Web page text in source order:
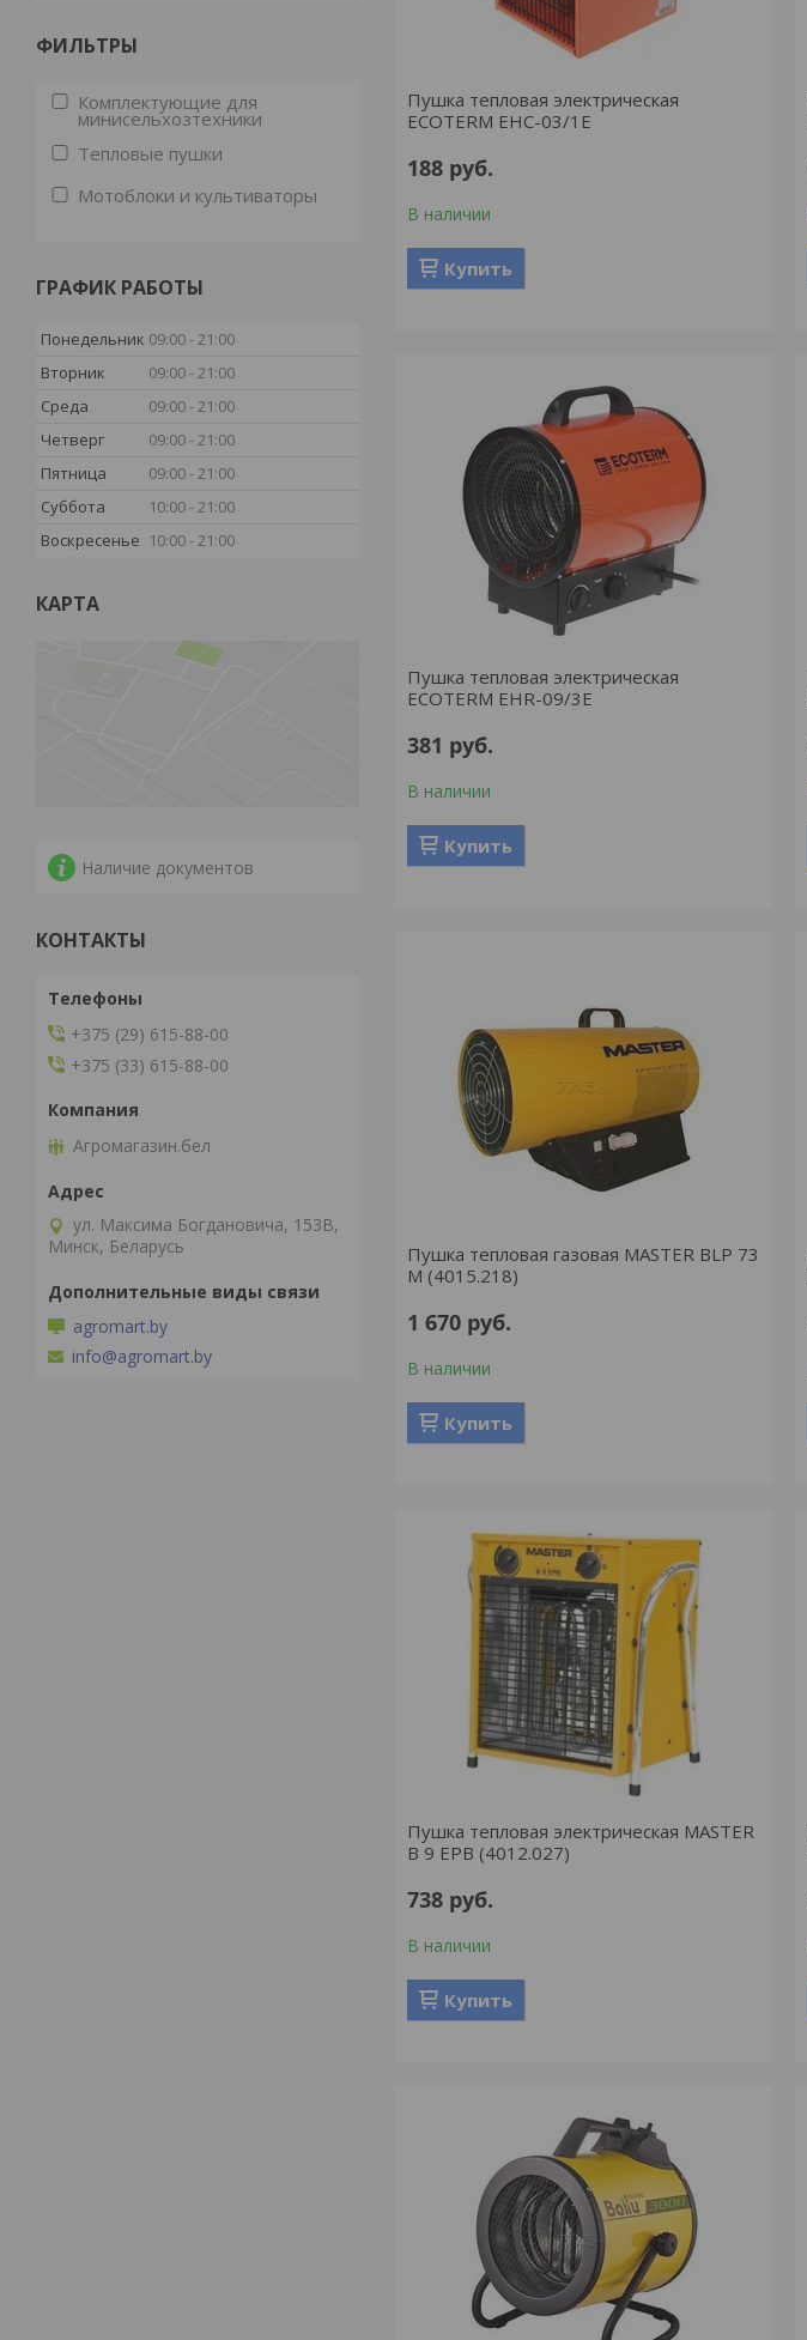
Пушка тепловая электрическая
ECOTERM EHC-03/1E
188 руб.
В наличии
Купить
Пушка тепловая электрическая
ECOTERM EHR-09/3E
381 руб.
В наличии
Купить
Пушка тепловая газовая MASTER BLP 73
M (4015.218)
1 670 руб.
В наличии
Купить
Пушка тепловая электрическая MASTER
B 9 EPB (4012.027)
738 руб.
В наличии
Купить
ФИЛЬТРЫ
Комплектующие для
минисельхозтехники
Тепловые пушки
Мотоблоки и культиваторы
ГРАФИК РАБОТЫ
Понедельник 09:00 21:00
Вторник
09:00 21:00
Среда
09:00 21:00
Четверг
09:00 21:00
Пятница
09:00 21:00
Суббота
10:00 21:00
Воскресенье 10:00 21:00
КАРТА
Наличие документов
КОНТАКТЫ
+375 (29) 615-88-00
+375 (33) 615-88-00
Агромагазин.бел
ул. Максима Богдановича, 153В,
Минск, Беларусь
agromart.by
info@agromart.by